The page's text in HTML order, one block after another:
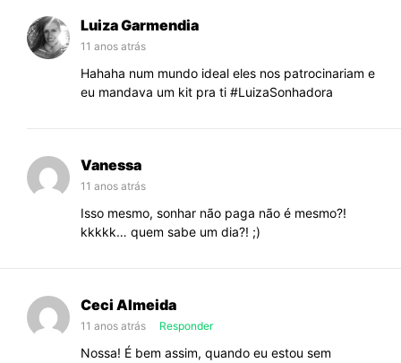
Luiza Garmendia
11 anos atrás
Hahaha num mundo ideal eles nos patrocinariam e
eu mandava um kit pra ti #LuizaSonhadora
Vanessa
11 anos atrás
Isso mesmo, sonhar não paga não é mesmo?!
kkkkk… quem sabe um dia?! ;)
Ceci Almeida
11 anos atrás Responder
Nossa! É bem assim, quando eu estou sem